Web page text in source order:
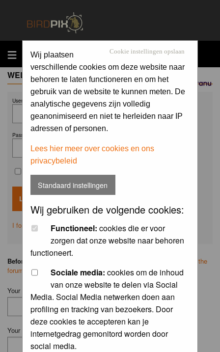
MENU
Sponsored by
Cookie instellingen opslaan
Wij plaatsen
verschillende cookies om deze website naar
behoren te laten functioneren en om het
gebruik van de website te kunnen meten. De
analytische gegevens zijn volledig
geanonimiseerd en niet te herleiden naar IP
adressen of personen.
Lees hier meer over cookies en ons
privacybeleid
Standaard instellingen
Wij gebruiken de volgende cookies:
Functioneel: cookies die er voor
zorgen dat onze website naar behoren
functioneert.
Sociale media: cookies om de inhoud
van onze website te delen via Social
Media. Social Media netwerken doen aan
profiling en tracking van bezoekers. Door
deze cookies te accepteren kan je
internetgedrag gemonitord worden door
social media.
WELCOME GUEST
Username:
Password:
I forgot my password
Before you ask your question:
search on the
forum
first.
Your Name (Fill in your username if you have one):
Your Email: